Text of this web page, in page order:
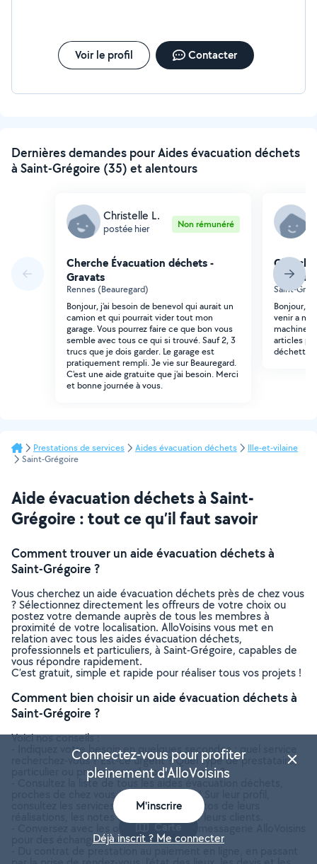
Voir le profil Contacter
Dernières demandes pour Aides évacuation déchets
à Saint-Grégoire (35) et alentours
Christelle L.
postée hier Non rémunéré
Cherche Évacuation déchets -
Gravats
Rennes (Beauregard)
Bonjour, j'ai besoin de benevol qui aurait un
camion et qui pourrait vider tout mon
garage. Vous pourrez faire ce que bon vous
semble avec tous ce qui si trouvé. Sauf 2, 3
trucs que je dois garder. Le garage est
pratiquement rempli. Je vie sur Beauregard.
C'est une aide gratuite que j'ai besoin. Merci
et bonne journée à vous.
Gravats
Saint-
Bonjour,
venir a
machine a
articles
Prestations de services Aides évacuation déchets
Ille-et-vilaine
Saint-Grégoire
Aide évacuation déchets à Saint-
Grégoire : tout ce qu’il faut savoir
Comment trouver un aide évacuation déchets à
Saint-Grégoire ?
Vous cherchez un aide évacuation déchets près de chez vous
? Sélectionnez directement les offreurs de votre choix ou
postez votre demande auprès de tous les membres à
proximité de votre localisation. AlloVoisins vous met en
relation avec tous les aides évacuation déchets,
professionnels et particuliers, à Saint-Grégoire, capables de
vous répondre rapidement.
C’est gratuit, simple et rapide pour réaliser tous vos projets !
Comment bien choisir un aide évacuation déchets à
Saint-Grégoire ?
Voici nos conseils :
- Indiquez votre besoin en quelques secondes : quel service
recherchez-vous ? Est-ce urgent ? Quel type de prestataire,
particulier ou professionnel, souhaitez-vous ?
- Consultez la liste de tous les aides évacuation déchets,
proches de chez vous à Saint-Grégoire ! Sur leur profil,
consultez les services proposés, les photos de leurs
réalisations, les notes et avis laissés par leurs clients.
pour des échanges sécurisés et efficaces.
Carte
Connectez-vous pour profiter
pleinement d'AlloVoisins
M'inscrire
Déjà inscrit ? Me connecter